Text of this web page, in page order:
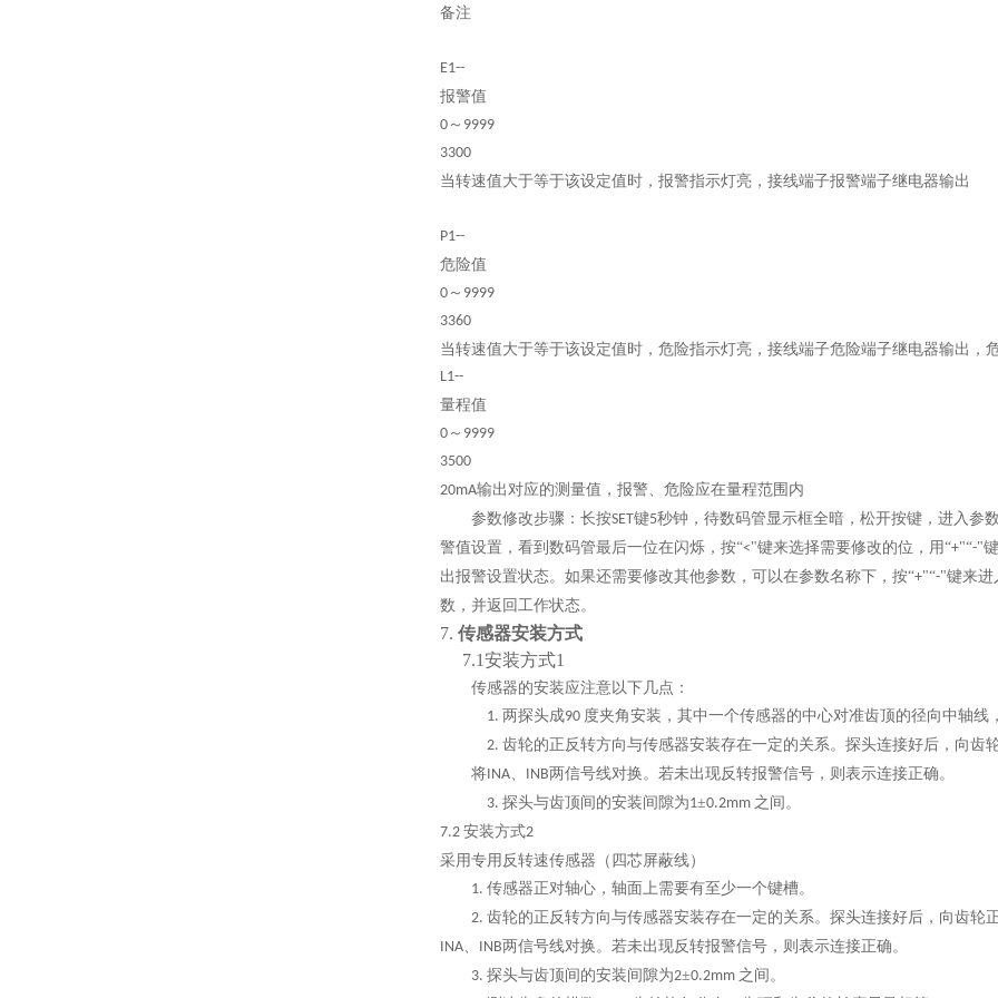
备注
E1--
报警值
0 ～ 9999
3300
当转速值大于等于该设定值时，报警指示灯亮，接线端子报警端子继电器输出
P1--
危险值
0 ～ 9999
3360
当转速值大于等于该设定值时，危险指示灯亮，接线端子危险端子继电器输出，
L1--
量程值
0 ～ 9999
3500
20mA输出对应的测量值，报警、危险应在量程范围内
参数修改步骤：长按SET键5秒钟，待数码管显示框全暗，松开按键，进入参
警值设置，看到数码管最后一位在闪烁，按“<"键来选择需要修改的位，用“+"“-"
出报警设置状态。如果还需要修改其他参数，可以在参数名称下，按“+"“-"键来进
数，并返回工作状态。
7. 传感器安装方式
7.1安装方式1
传感器的安装应注意以下几点：
1. 两探头成90 度夹角安装，其中一个传感器的中心对准齿顶的径向中轴线
2. 齿轮的正反转方向与传感器安装存在一定的关系。探头连接好后，向齿
将INA、 INB两信号线对换。若未出现反转报警信号，则表示连接正确。
3. 探头与齿顶间的安装间隙为1±0.2mm 之间。
7.2 安装方式2
采用专用反转速传感器（四芯屏蔽线）
1. 传感器正对轴心，轴面上需要有至少一个键槽。
2. 齿轮的正反转方向与传感器安装存在一定的关系。探头连接好后，向齿
INA、 INB两信号线对换。若未出现反转报警信号，则表示连接正确。
3. 探头与齿顶间的安装间隙为2±0.2mm 之间。